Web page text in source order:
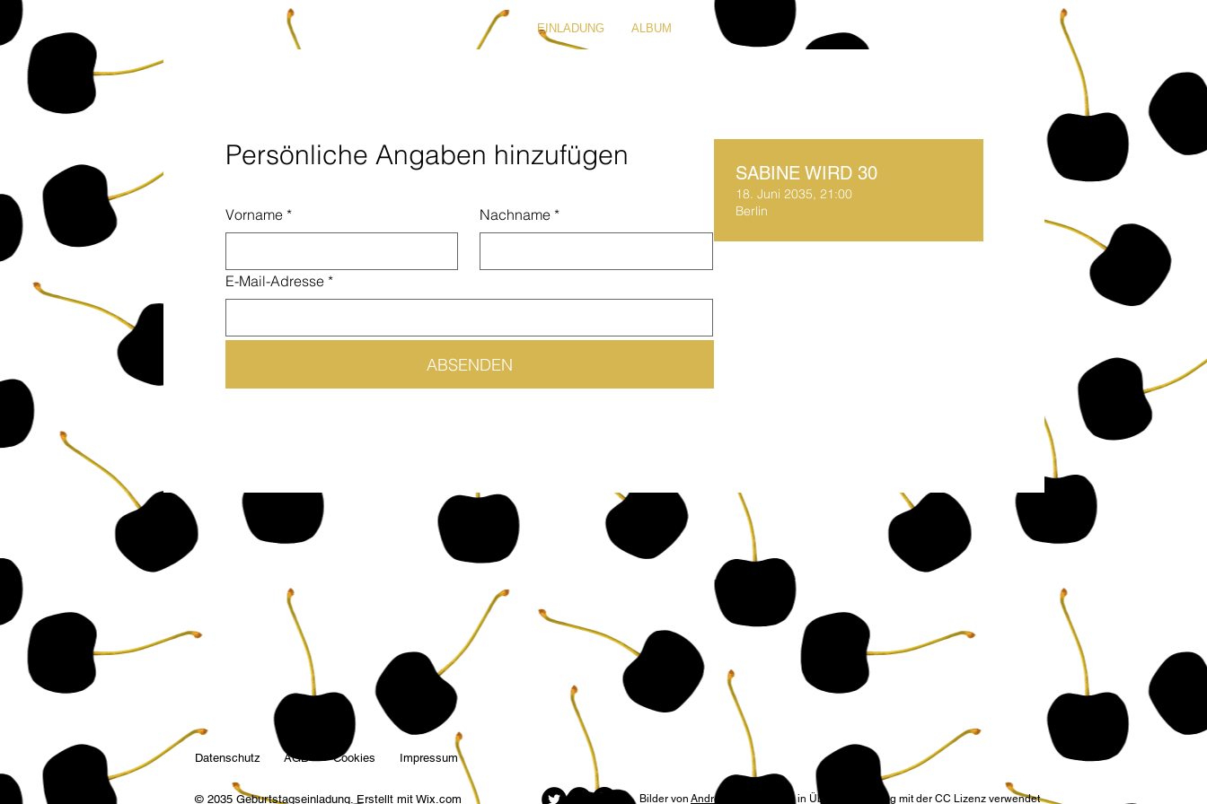
EINLADUNG ALBUM
Persönliche Angaben hinzufügen
Vorname * Nachname *
E-Mail-Adresse *
ABSENDEN
SABINE WIRD 30
18. Juni 2035, 21:00
Berlin
Datenschutz AGB Cookies Impressum
© 2035 Geburtstagseinladung. Erstellt mit Wix.com Bilder von Andrea Rose werden in Übereinstimmung mit der CC Lizenz verwendet